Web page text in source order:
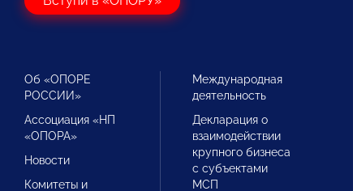
Об «ОПОРЕ
РОССИИ»
Ассоциация «НП
«ОПОРА»
Новости
Комитеты и
Международная
деятельность
Декларация о
взаимодействии
крупного бизнеса
с субъектами
МСП